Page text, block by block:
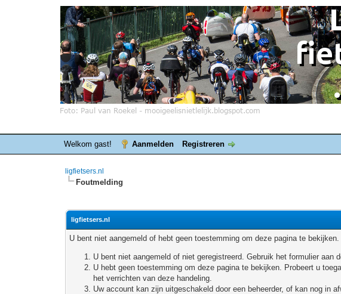
Welkom gast! Aanmelden Registreren
ligfietsers.nl
Foutmelding
ligfietsers.nl
U bent niet aangemeld of hebt geen toestemming om deze pagina te
U bent niet aangemeld of niet geregistreerd. Gebruik het formulier
U hebt geen toestemming om deze pagina te bekijken. Probeert u
het verrichten van deze handeling.
Uw account kan zijn uitgeschakeld door een beheerder, of kan nog in